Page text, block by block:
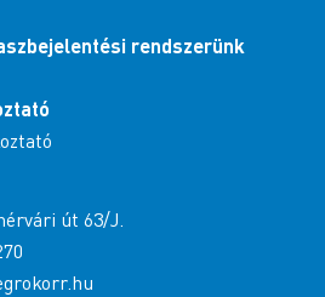
rendszerünk
út 63/J.